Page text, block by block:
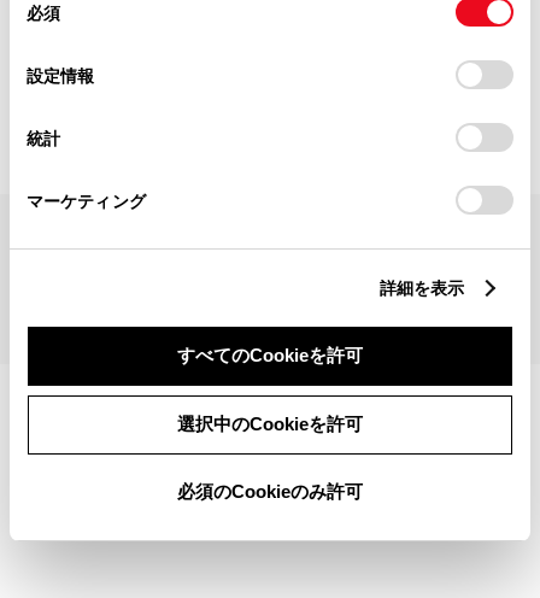
デバイスにすべてのCookie(クッキー)が保存されることに同
意したことになります。Cookie(クッキー)のオプトアウト、
設定の変更、同意を撤回したりするにあたっては、当社の
「Cookie（クッキー）情報の取り扱いについて
」をご覧くだ
必須
設定情報
統計
マーケティング
詳細を表示
すべてのCookieを許可
選択中のCookieを許可
必須のCookieのみ許可
見積りシミュレーショントップへ
TOYOTAアカウント利用規約反社会的勢力に対する基本方針企業情報
©1995-2026 TOYOTA MOTOR CORPORATION. ALL RIGHTS RESERVED.